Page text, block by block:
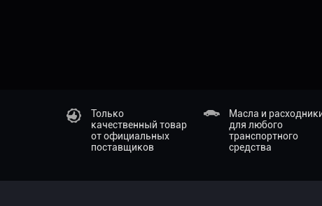
Только
качественный товар
от официальных
поставщиков
Масла и
для любого
транспортного
средства